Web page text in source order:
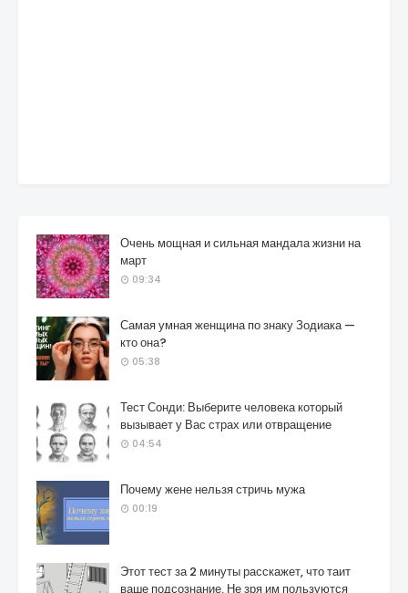
Очень мощная и сильная мандала жизни на
март
09:34
Самая умная женщина по знаку Зодиака —
кто она?
05:38
Тест Сонди: Выберите человека который
вызывает у Вас страх или отвращение
04:54
Почему жене нельзя стричь мужа
00:19
Этот тест за 2 минуты расскажет, что таит
ваше подсознание. Не зря им пользуются